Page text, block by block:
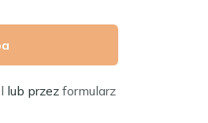
lub przez formularz